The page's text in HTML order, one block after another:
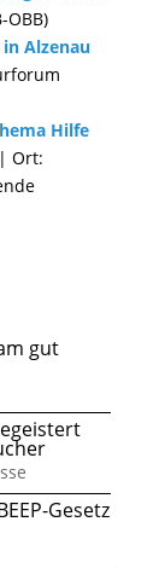
Alzenau
Hilfe
Ort:
gut
Gesetz